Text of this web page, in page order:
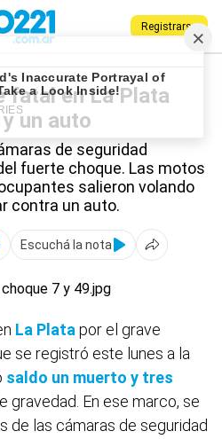
Registrarse
La Plata
fatal en La Plata
un auto
de seguridad
fuerte choque. Las motos
salieron volando
contra un auto.
Escuchá la nota
La Plata por el grave
se registró este lunes a la
saldo un muerto y tres
gravedad. En ese marco, se
de las cámaras de seguridad